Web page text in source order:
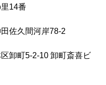
番
間河岸78-2
5-2-10 卸町斎喜ビ